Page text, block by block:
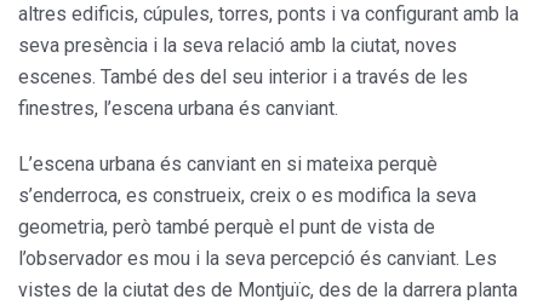
altres edificis, cúpules, torres, ponts i va configurant amb la
seva presència i la seva relació amb la ciutat, noves
escenes. També des del seu interior i a través de les
finestres, l’escena urbana és canviant.
L’escena urbana és canviant en si mateixa perquè
s’enderroca, es construeix, creix o es modifica la seva
geometria, però també perquè el punt de vista de
l’observador es mou i la seva percepció és canviant. Les
vistes de la ciutat des de Montjuïc, des de la darrera planta